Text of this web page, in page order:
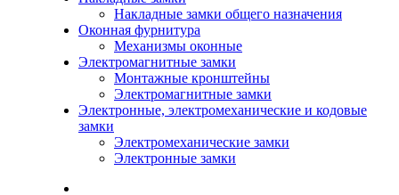
Накладные замки общего назначения
Оконная фурнитура
Механизмы оконные
Электромагнитные замки
Монтажные кронштейны
Электромагнитные замки
Электронные, электромеханические и кодовые
замки
Электромеханические замки
Электронные замки